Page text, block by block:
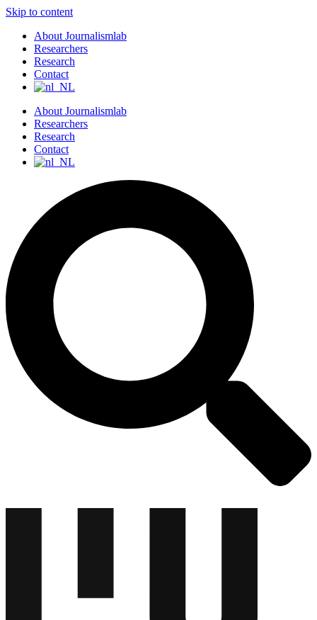
Skip to content
About Journalismlab
Researchers
Research
Contact
About Journalismlab
Researchers
Research
Contact